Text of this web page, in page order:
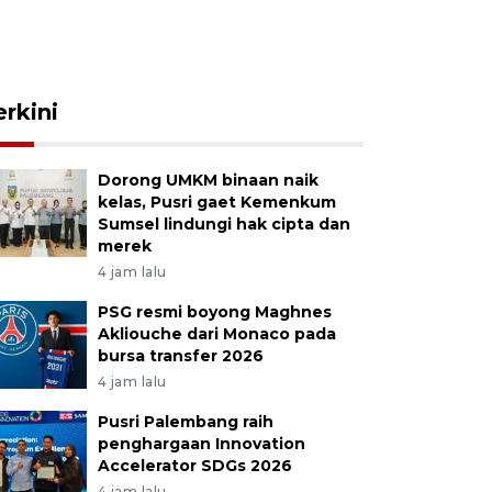
Dorong UMKM binaan naik
kelas, Pusri gaet Kemenkum
Sumsel lindungi hak cipta dan
merek
4 jam lalu
PSG resmi boyong Maghnes
Akliouche dari Monaco pada
bursa transfer 2026
4 jam lalu
Pusri Palembang raih
penghargaan Innovation
Accelerator SDGs 2026